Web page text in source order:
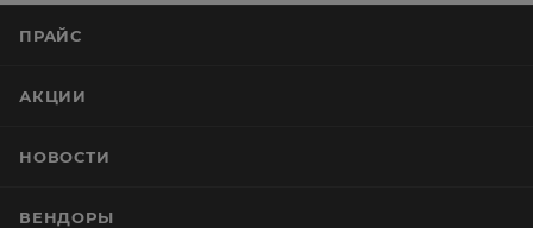
ПРАЙС
АКЦИИ
НОВОСТИ
ВЕНДОРЫ